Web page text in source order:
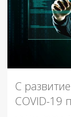
С
COVID-19